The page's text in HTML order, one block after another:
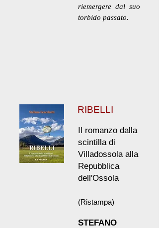
riemergere dal suo
torbido passato.
RIBELLI
Il romanzo dalla
scintilla di
Villadossola alla
Repubblica
dell'Ossola
(Ristampa)
STEFANO